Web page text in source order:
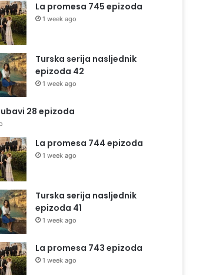
La promesa 745 epizoda
1 week ago
Turska serija nasljednik
epizoda 42
1 week ago
28 epizoda
La promesa 744 epizoda
1 week ago
Turska serija nasljednik
epizoda 41
1 week ago
La promesa 743 epizoda
1 week ago